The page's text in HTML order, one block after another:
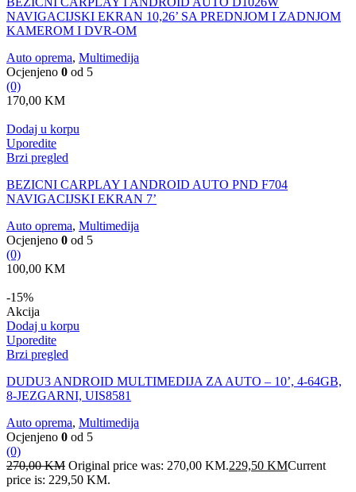
NAVIGACIJSKI EKRAN 10,26’ SA PREDNJOM I ZADNJOM
KAMEROM I DVR-OM
Auto oprema, Multimedija
Ocjenjeno 0 od 5
(0)
170,00 KM
Dodaj u korpu
Uporedite
Brzi pregled
BEZICNI CARPLAY I ANDROID AUTO PND F704
NAVIGACIJSKI EKRAN 7’
Auto oprema, Multimedija
Ocjenjeno 0 od 5
(0)
100,00 KM
-15%
Akcija
Dodaj u korpu
Uporedite
Brzi pregled
DUDU3 ANDROID MULTIMEDIJA ZA AUTO – 10’, 4-64GB,
8-JEZGARNI, UIS8581
Auto oprema, Multimedija
Ocjenjeno 0 od 5
(0)
270,00KM Original price was: 270,00 KM.229,50 KMCurrent
price is: 229,50 KM.